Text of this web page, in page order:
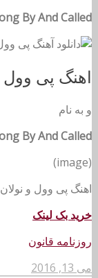
By And Called
اهنگ پی
و به نام
By And Called
(image)
اهنگ پی وول و
خرید بک لینک
روزنامه قانون
می 13, 2016